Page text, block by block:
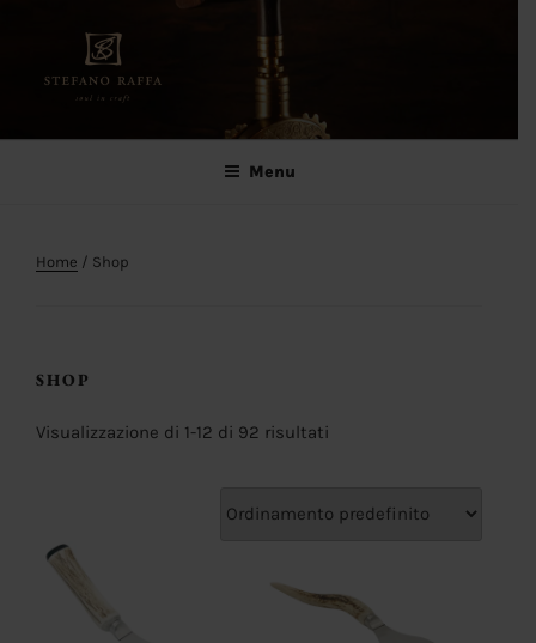
Stefano Raffa
Menu
Home / Shop
SHOP
Visualizzazione di 1-12 di 92 risultati